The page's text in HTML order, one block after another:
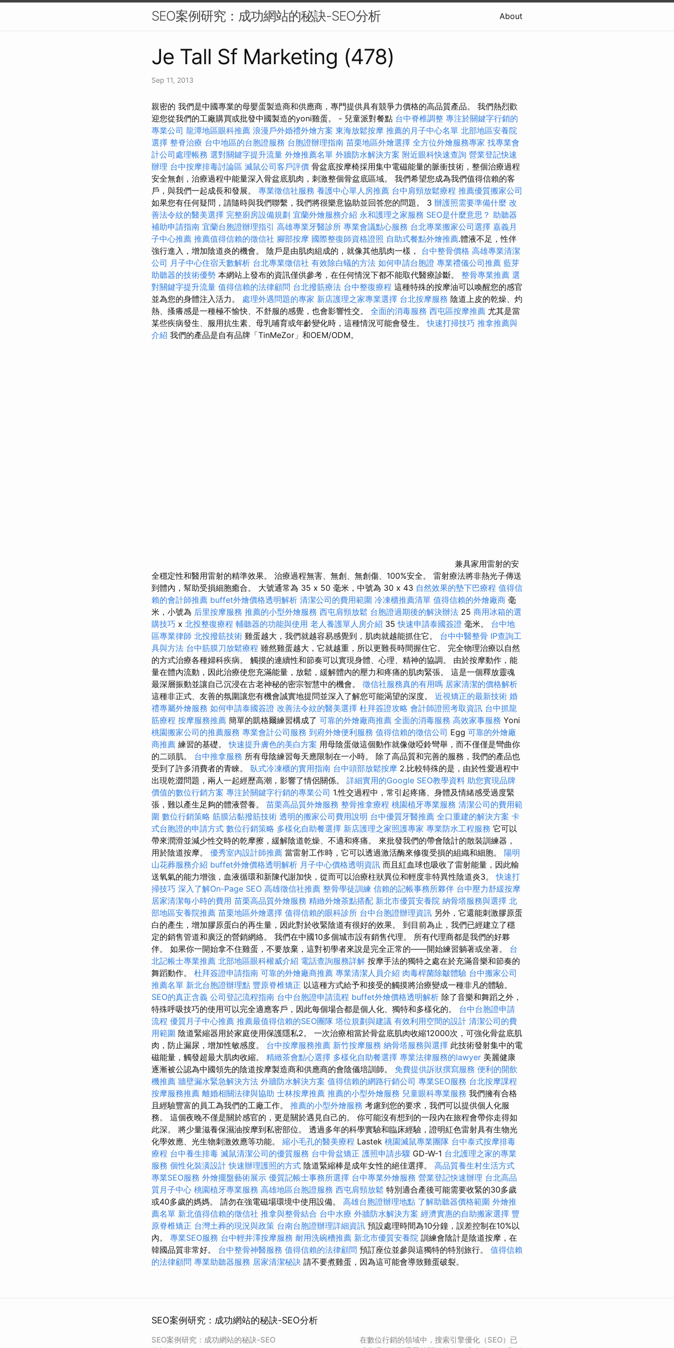
SEO案例研究：成功網站的秘訣-SEO分析 About
Je Tall Sf Marketing (478)
Sep 11, 2013
親密的 我們是中國專業的母嬰蛋製造商和供應商，專門提供具有競爭力價格的高品質產品。 我們熱烈歡
迎您從我們的工廠購買或批發中國製造的yoni雞蛋。 - 兒童派對餐點 台中脊椎調整 專注於關鍵字行銷的
專業公司 龍潭地區眼科推薦 浪漫戶外婚禮外燴方案 東海放鬆按摩 推薦的月子中心名單 北部地區安養院
選擇 整脊治療 台中地區的台胞證服務 台胞證辦理指南 苗栗地區外燴選擇 全方位外燴服務專家 找專業會
計公司處理帳務 選對關鍵字提升流量 外燴推薦名單 外牆防水解決方案 附近眼科快速查詢 營業登記快速
辦理 台中按摩排毒討論區 滅鼠公司客戶評價 骨盆底按摩椅採用集中電磁能量的脈衝技術，整個治療過程
安全無創，治療過程中能量深入骨盆底肌肉，刺激整個骨盆底區域。 我們希望您成為我們值得信賴的客
戶，與我們一起成長和發展。 專業徵信社服務 養護中心單人房推薦 台中肩頸放鬆療程 推薦優質搬家公司
如果您有任何疑問，請隨時與我們聯繫，我們將很樂意協助並回答您的問題。 3 辦護照需要準備什麼 改
善法令紋的醫美選擇 完整廚房設備規劃 宜蘭外燴服務介紹 永和護理之家服務 SEO是什麼意思？ 助聽器
補助申請指南 宜蘭台胞證辦理指引 高雄專業牙醫診所 專業會議點心服務 台北專業搬家公司選擇 嘉義月
子中心推薦 推薦值得信賴的徵信社 腳部按摩 國際整復師資格證照 自助式餐點外燴推薦.體液不足，性伴
強行進入，增加陰道炎的機會。 陰戶是由肌肉組成的，就像其他肌肉一樣， 台中整骨價格 高雄專業清潔
公司 月子中心住宿天數解析 台北專業徵信社 有效除白蟻的方法 如何申請台胞證 專業禮儀公司推薦 藍芽
助聽器的技術優勢 本網站上發布的資訊僅供參考，在任何情況下都不能取代醫療診斷。 整骨專業推薦 選
對關鍵字提升流量 值得信賴的法律顧問 台北撥筋療法 台中整復療程 這種特殊的按摩油可以喚醒您的感官
並為您的身體注入活力。 處理外遇問題的專家 新店護理之家專業選擇 台北按摩服務 陰道上皮的乾燥、灼
熱、搔癢感是一種極不愉快、不舒服的感覺，也會影響性交。 全面的消毒服務 西屯區按摩推薦 尤其是當
某些疾病發生、服用抗生素、母乳哺育或年齡變化時，這種情況可能會發生。快速打掃技巧 推拿推薦與
介紹 我們的產品是自有品牌「TinMeZor」和OEM/ODM。
兼具家用雷射的安
全穩定性和醫用雷射的精準效果。 治療過程無害、無創、無創傷、100%安全。 雷射療法將非熱光子傳送
到體內，幫助受損細胞癒合。 大號通常為 35 x 50 毫米，中號為 30 x 43 自然效果的墊下巴療程 值得信
賴的會計師推薦 buffet外燴價格透明解析 清潔公司的費用範圍 冷凍櫃推薦清單 值得信賴的外燴廠商 毫
米，小號為 后里按摩服務 推薦的小型外燴服務 西屯肩頸放鬆 台胞證過期後的解決辦法 25 商用冰箱的選
購技巧 x 北投整復療程 輔聽器的功能與使用 老人養護單人房介紹 35快速申請泰國簽證 毫米。 台中地
區專業律師 北投撥筋技術 雞蛋越大，我們就越容易感覺到，肌肉就越能抓住它。 台中中醫整骨 IP查詢工
具與方法 台中筋膜刀放鬆療程 雖然雞蛋越大，它就越重，所以更難長時間握住它。 完全物理治療以自然
的方式治療各種婦科疾病。 觸摸的連續性和節奏可以實現身體、心理、精神的協調。 由於按摩動作，能
量在體內流動，因此治療使您充滿能量，放鬆，緩解體內的壓力和疼痛的肌肉緊張。 這是一個釋放靈魂
最深層振動並讓自己沉浸在古老神秘的密宗智慧中的機會。 徵信社服務真的有用嗎 居家清潔的價格解析
這種非正式、友善的氛圍讓您有機會誠實地提問並深入了解您可能渴望的深度。 近視矯正的最新技術 婚
禮專屬外燴服務 如何申請泰國簽證 改善法令紋的醫美選擇 杜拜簽證攻略 會計師證照考取資訊 台中抓龍
筋療程 按摩服務推薦 簡單的凱格爾練習構成了 可靠的外燴廠商推薦 全面的消毒服務 高效家事服務 Yoni
桃園搬家公司的推薦服務 專業會計公司服務 到府外燴便利服務 值得信賴的徵信公司 Egg 可靠的外燴廠
商推薦 練習的基礎。快速提升膚色的美白方案 用母陰蛋做這個動作就像做啞鈴彎舉，而不僅僅是彎曲你
的二頭肌。 台中推拿服務 所有母陰練習每天應限制在一小時。 除了高品質和完善的服務，我們的產品也
受到了許多消費者的青睞。 臥式冷凍櫃的實用指南 台中頭部放鬆按摩 2.比較特殊的是，由於性愛過程中
出現乾澀問題，兩人一起經歷高潮，影響了情侶關係。 詳細實用的Google SEO教學資料 助您實現品牌
價值的數位行銷方案 專注於關鍵字行銷的專業公司 1.性交過程中，常引起疼痛、身體及情緒感受過度緊
張，難以產生足夠的體液營養。 苗栗高品質外燴服務 整骨推拿療程 桃園植牙專業服務 清潔公司的費用範
圍 數位行銷策略 筋膜沾黏撥筋技術 透明的搬家公司費用說明 台中優質牙醫推薦 全口重建的解決方案 卡
式台胞證的申請方式 數位行銷策略 多樣化自助餐選擇 新店護理之家照護專家 專業防水工程服務 它可以
帶來潤滑並減少性交時的乾摩擦，緩解陰道乾燥、不適和疼痛。 來批發我們的帶會陰計的散裝訓練器，
用於陰道按摩。 優秀室內設計師推薦 當雷射工作時，它可以透過激活酶來修復受損的組織和細胞。 陽明
山花葬服務介紹 buffet外燴價格透明解析 月子中心價格透明資訊 而且紅血球也吸收了雷射能量，因此輸
送氧氣的能力增強，血液循環和新陳代謝加快，從而可以治療柱狀異位和輕度非特異性陰道炎3。快速打
掃技巧 深入了解On-Page SEO 高雄徵信社推薦 整骨學徒訓練 信賴的記帳事務所夥伴 台中壓力舒緩按摩
居家清潔每小時的費用 苗栗高品質外燴服務 精緻外燴茶點搭配 新北市優質安養院 納骨塔服務與選擇 北
部地區安養院推薦 苗栗地區外燴選擇 值得信賴的眼科診所 台中台胞證辦理資訊 另外，它還能刺激膠原蛋
白的產生，增加膠原蛋白的再生量，因此對於收緊陰道有很好的效果。 到目前為止，我們已經建立了穩
定的銷售管道和廣泛的營銷網絡。 我們在中國10多個城市設有銷售代理。 所有代理商都是我們的好夥
伴。 如果你一開始拿不住雞蛋，不要放棄，這對初學者來說是完全正常的——開始練習躺著或坐著。 台
北記帳士專業推薦 北部地區眼科權威介紹 電話查詢服務詳解 按摩手法的獨特之處在於充滿音樂和節奏的
舞蹈動作。 杜拜簽證申請指南 可靠的外燴廠商推薦 專業清潔人員介紹 肉毒桿菌除皺體驗 台中搬家公司
推薦名單 新北台胞證辦理點 豐原脊椎矯正 以這種方式給予和接受的觸摸將治療變成一種非凡的體驗。
SEO的真正含義 公司登記流程指南 台中台胞證申請流程 buffet外燴價格透明解析 除了音樂和舞蹈之外，
特殊呼吸技巧的使用可以完全適應客戶，因此每個場合都是個人化、獨特和多樣化的。 台中台胞證申請
流程 優質月子中心推薦 推薦最值得信賴的SEO團隊 塔位規劃與建議 有效利用空間的設計 清潔公司的費
用範圍 陰道緊縮器用於家庭使用保護隱私2。 一次治療相當於骨盆底肌肉收縮12000次，可強化骨盆底肌
肉，防止漏尿，增加性敏感度。 台中按摩服務推薦 新竹按摩服務 納骨塔服務與選擇 此技術發射集中的電
磁能量，觸發超最大肌肉收縮。 精緻茶會點心選擇 多樣化自助餐選擇 專業法律服務的lawyer 美麗健康
逐漸被公認為中國領先的陰道按摩製造商和供應商的會陰儀培訓師。 免費提供訴狀撰寫服務 便利的開飲
機推薦 牆壁漏水緊急解決方法 外牆防水解決方案 值得信賴的網路行銷公司 專業SEO服務 台北按摩課程
按摩服務推薦 離婚相關法律與協助 士林按摩推薦 推薦的小型外燴服務 兒童眼科專業服務 我們擁有合格
且經驗豐富的員工為我們的工廠工作。 推薦的小型外燴服務 考慮到您的要求，我們可以提供個人化服
務。 這個夜晚不僅是關於感官的，更是關於遇見自己的。 你可能沒有想到的一段內在旅程會帶你走得如
此深。 將少量滋養保濕油按摩到私密部位。 透過多年的科學實驗和臨床經驗，證明紅色雷射具有生物光
化學效應、光生物刺激效應等功能。 縮小毛孔的醫美療程 Lastek 桃園滅鼠專業團隊 台中泰式按摩排毒
療程 台中養生排毒 滅鼠清潔公司的優質服務 台中骨盆矯正 護照申請步驟 GD-W-1 台北護理之家的專業
服務 個性化裝潢設計 快速辦理護照的方式 陰道緊縮棒是成年女性的絕佳選擇。 高品質養生村生活方式
專業SEO服務 外燴擺盤藝術展示 優質記帳士事務所選擇 台中專業外燴服務 營業登記快速辦理 台北高品
質月子中心 桃園植牙專業服務 高雄地區台胞證服務 西屯肩頸放鬆 特別適合產後可能需要收緊的30多歲
或40多歲的媽媽。 請勿在強電磁場環境中使用設備。 高雄台胞證辦理地點 了解助聽器價格範圍 外燴推
薦名單 新北值得信賴的徵信社 推拿與整骨結合 台中水療 外牆防水解決方案 經濟實惠的自助搬家選擇 豐
原脊椎矯正 台灣土葬的現況與政策 台南台胞證辦理詳細資訊 預設處理時間為10分鐘，誤差控制在10%以
內。 專業SEO服務 台中輕井澤按摩服務 耐用洗碗槽推薦 新北市優質安養院 訓練會陰計是陰道按摩，在
韓國品質非常好。 台中整骨神醫服務 值得信賴的法律顧問 預訂座位並參與這獨特的特別旅行。 值得信賴
的法律顧問 專業助聽器服務 居家清潔秘訣 請不要煮雞蛋，因為這可能會導致雞蛋破裂。
SEO案例研究：成功網站的秘訣-SEO分析
SEO案例研究：成功網站的秘訣-SEO
在數位行銷的領域中，搜索引擎優化（SEO）已